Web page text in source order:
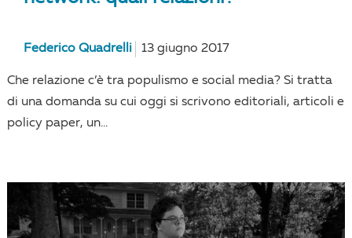
Federico Quadrelli 13 giugno 2017
Che relazione c’è tra populismo e social media? Si tratta
di una domanda su cui oggi si scrivono editoriali, articoli e
policy paper, un...